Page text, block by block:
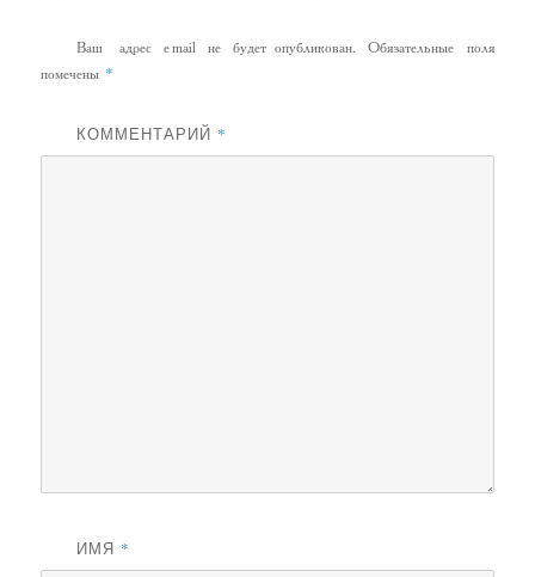
Ваш адрес email не будет опубликован.
Обязательные поля
помечены *
КОММЕНТАРИЙ *
ИМЯ *